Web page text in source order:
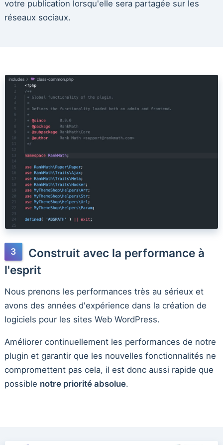
votre publication lorsqu'elle sera partagée sur les
réseaux sociaux.
Construit avec la performance à
l'esprit
Nous prenons les performances très au sérieux et
avons des années d'expérience dans la création de
logiciels pour les sites Web WordPress.
Améliorer continuellement les performances de notre
plugin et garantir que les nouvelles fonctionnalités ne
compromettent pas cela, il est donc aussi rapide que
possible notre priorité absolue.